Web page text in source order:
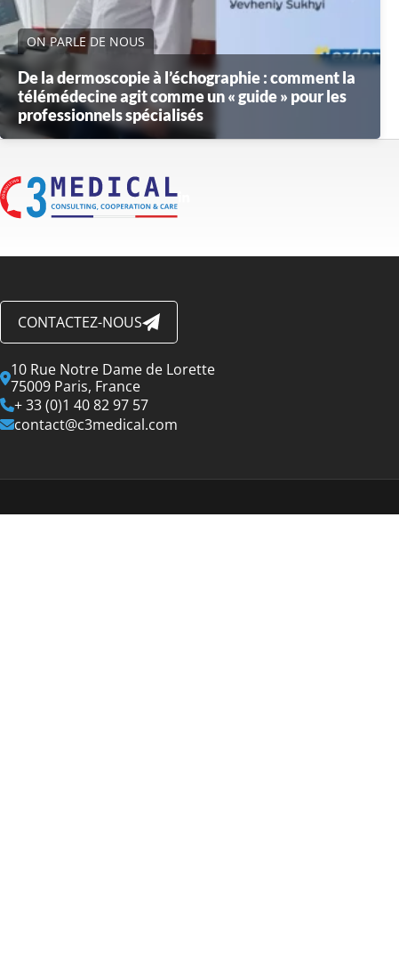
ON PARLE DE NOUS
De la dermoscopie à l’échographie : comment la
télémédecine agit comme un « guide » pour les
professionnels spécialisés
CONTACTEZ-NOUS
10 Rue Notre Dame de Lorette
75009 Paris, France
+ 33 (0)1 40 82 97 57
contact@c3medical.com